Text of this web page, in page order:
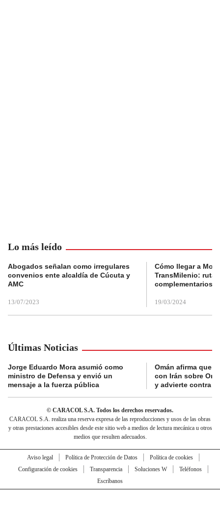
Lo más leído
Abogados señalan como irregulares
convenios ente alcaldía de Cúcuta y
AMC
13/07/2023
Cómo llegar a
TransMilenio:
complementarios
19/03/2024
Últimas Noticias
Jorge Eduardo Mora asumió como
ministro de Defensa y envió un
mensaje a la fuerza pública
Omán afirma que
con Irán sobre
y advierte contra
© CARACOL S.A. Todos los derechos reservados.
CARACOL S.A. realiza una reserva expresa de las reproducciones y usos de las obras
y otras prestaciones accesibles desde este sitio web a medios de lectura mecánica u otros
medios que resulten adecuados.
Aviso legal Política de Protección de Datos
Política de cookies
Configuración de cookies
Transparencia Soluciones W
Teléfonos
Escríbanos